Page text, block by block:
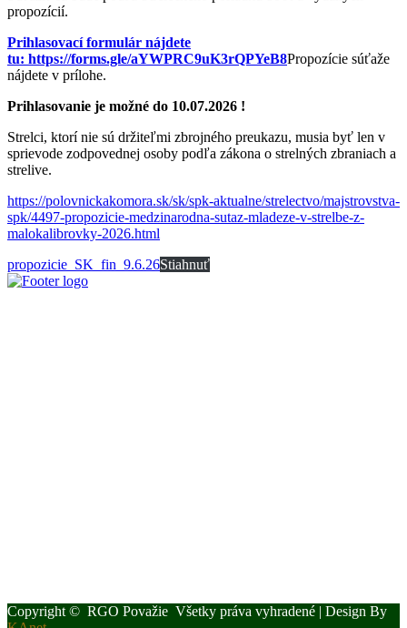
propozícií.
Prihlasovací formulár nájdete
tu: https://forms.gle/aYWPRC9uK3rQPYeB8Propozície súťaže
nájdete v prílohe.
Prihlasovanie je možné do 10.07.2026 !
Strelci, ktorí nie sú držiteľmi zbrojného preukazu, musia byť len v
sprievode zodpovednej osoby podľa zákona o strelných zbraniach a
strelive.
https://polovnickakomora.sk/sk/spk-aktualne/strelectvo/majstrovstva-
spk/4497-propozicie-medzinarodna-sutaz-mladeze-v-strelbe-z-
malokalibrovky-2026.html
propozicie_SK_fin_9.6.26Stiahnuť
Copyright © RGO Považie Všetky práva vyhradené | Design By